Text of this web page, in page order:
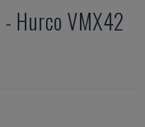
- Hurco VMX42